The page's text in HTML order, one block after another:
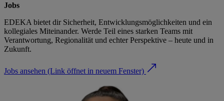
Jobs
EDEKA bietet dir Sicherheit, Entwicklungsmöglichkeiten und ein
kollegiales Miteinander. Werde Teil eines starken Teams mit
Verantwortung, Regionalität und echter Perspektive – heute und in
Zukunft.
Jobs ansehen (Link öffnet in neuem Fenster)